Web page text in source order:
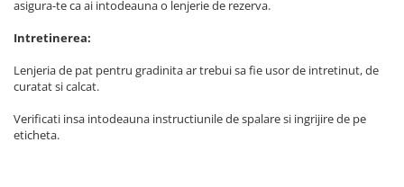
asigura-te ca ai intodeauna o lenjerie de rezerva.
Intretinerea:
Lenjeria de pat pentru gradinita ar trebui sa fie usor de intretinut, de
curatat si calcat.
Verificati insa intodeauna instructiunile de spalare si ingrijire de pe
eticheta.